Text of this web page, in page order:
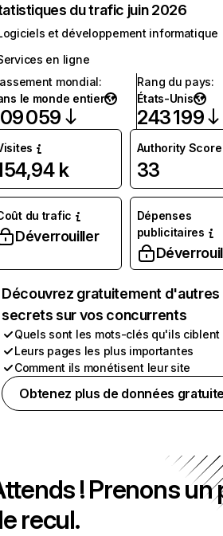
du trafic juin 2026
et développement informatique
en ligne
mondial:
le monde entier
059
Rang du pays:
États-Unis
243 199
k
Authority Score
33
du trafic
Déverrouiller
Dépenses
publicitaires
Découvrez gratuitement d'autres
secrets sur vos concurrents
Quels sont les mots-clés qu'ils ciblent
Leurs pages les plus importantes
Comment ils monétisent leur site
Obtenez plus de données
! Prenons un
recul.